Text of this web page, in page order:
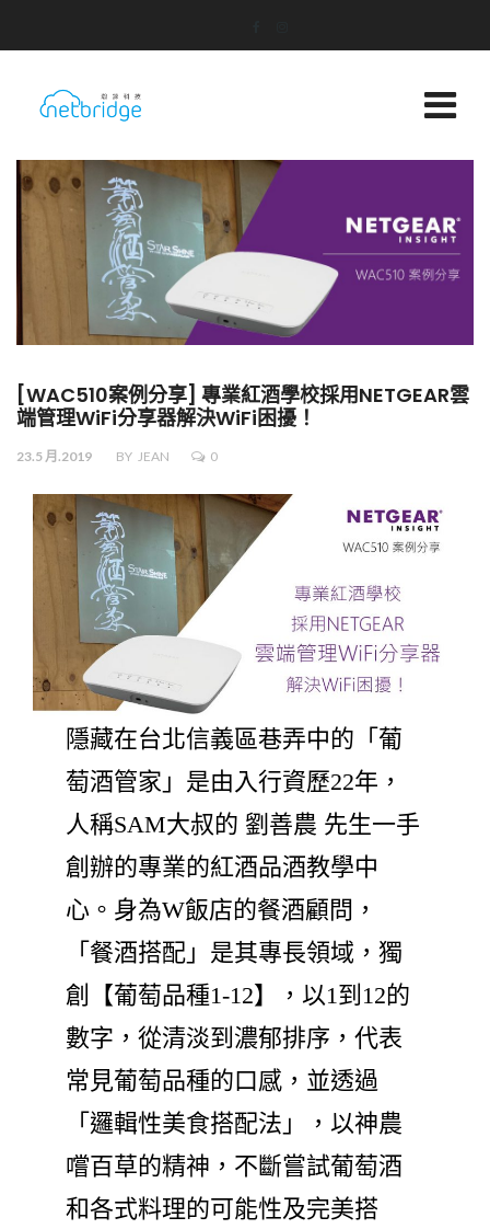
[WAC510案例分享] 專業紅酒學校採用NETGEAR雲
端管理WiFi分享器解決WiFi困擾！
23.5 月.2019 BY JEAN 0
隱藏在台北信義區巷弄中的「葡
萄酒管家」是由入行資歷22年，
人稱SAM大叔的 劉善農 先生一手
創辦的專業的紅酒品酒教學中
心。身為W飯店的餐酒顧問，
「餐酒搭配」是其專長領域，獨
創【葡萄品種1-12】，以1到12的
數字，從清淡到濃郁排序，代表
常見葡萄品種的口感，並透過
「邏輯性美食搭配法」，以神農
嚐百草的精神，不斷嘗試葡萄酒
和各式料理的可能性及完美搭